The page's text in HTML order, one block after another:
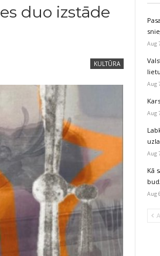
duo izstāde
KULTŪRA
Aug
Aug
Aug
Aug
Kā
Aug